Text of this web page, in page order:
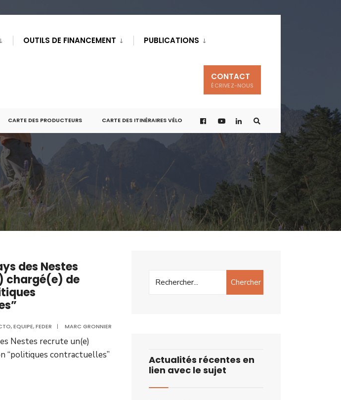
OUTILS DE FINANCEMENT PUBLICATIONS
CONTACT
ÉCRIVEZ-NOUS
CARTE DES PRODUCTEURS CARTE DES ITINÉRAIRES VÉLO
des Nestes
chargé(e) de
,EQUIPE,FEDER | MARC GRONNIER
Nestes recrute un(e)
“politiques contractuelles”
Chercher
Actualités récentes en
lien avec le sujet